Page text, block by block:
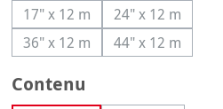
17" x 12 m(Cette option n'est pas
24" x 12 m
(Cette
36" x 12 m(Cette option n'est pas
44" x 12 m(Cette option
Sélectionnez
Contenu